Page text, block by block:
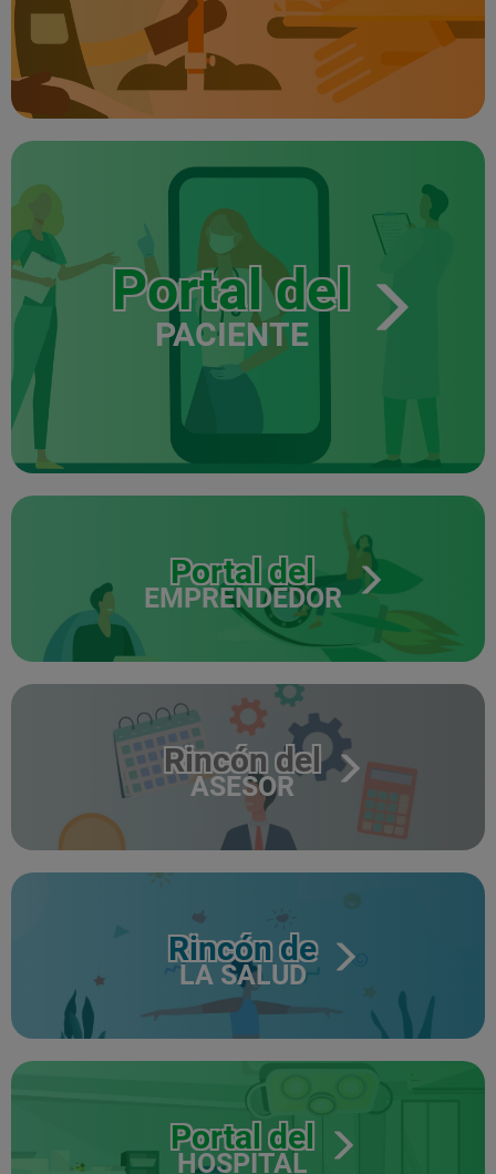
Portal del
PACIENTE
Portal del
EMPRENDEDOR
Rincón del
ASESOR
Rincón de
LA SALUD
Portal del
HOSPITAL